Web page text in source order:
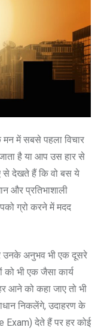
में सबसे पहला विचार
है या आप उस हार से
से देखते हैं कि वो बस ये
और प्रतिभाशाली
ग्रो करने में मदद
उनके अनुभव भी एक दूसरे
भी एक जैसा कार्य
आने को कहा जाए तो भी
निकलेंगे, उदाहरण के
Exam) देते हैं पर हर कोई